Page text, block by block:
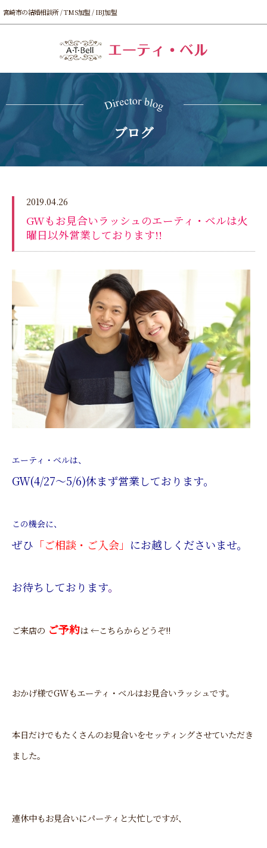
宮崎市の結婚相談所 / TMS加盟 / IBJ加盟
ブログ
2019.04.26
GWもお見合いラッシュのエーティ・ベルは火
曜日以外営業しております!!
エーティ ・ベルは、
GW(4/27～5/6)休まず営業しております。
この機会に、
ぜひ 「ご相談・ご入会」 にお越しくださいませ。
お待ちしております。
ご来店の ご予約は ←こちらからどうぞ!!
おかげ様でGWもエーティ・ベルはお見合いラッシュです。
本日だけでもたくさんのお見合いをセッティングさせていただき
ました。
連休中もお見合いにパーティと大忙しですが、